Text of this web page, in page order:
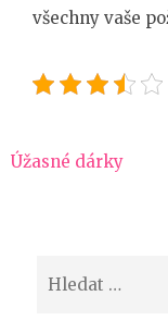
všechny vaše
Navigace
Úžasné dárky